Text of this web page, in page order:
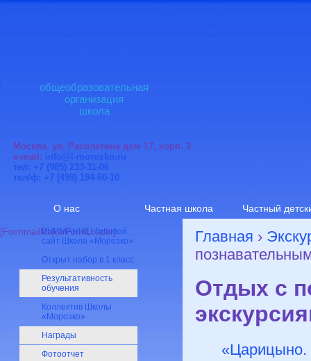
общеобразовательная
организация
школа
Москва, ул. Расплетина дом 17, корп. 2
e-mail: info@l-morozko.ru
тел: +7 (985) 233-31-06
тел/ф: +7 (499) 194-60-10
О нас Частная школа Частный
[FormmailMakerFormLoader] Главная ›
Отдых с
«Царицыно.
ВНИМАНИЕ! Типовой
сайт Школа «Морозко»
Открыт набор в 1 класс
Результативность
обучения
Коллектив Школы
«Морозко»
Награды
Фотоотчет